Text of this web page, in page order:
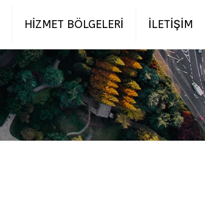
HİZMET BÖLGELERİ İLETİŞİM